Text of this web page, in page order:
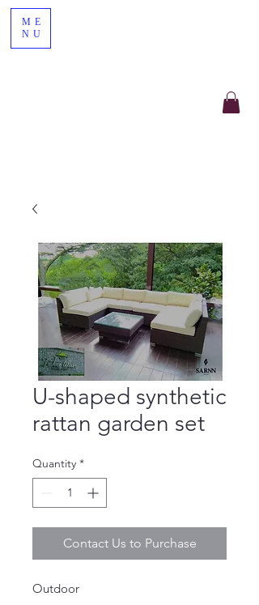
ME
NU
U-shaped synthetic
rattan garden set
Quantity *
Contact Us to Purchase
Outdoor